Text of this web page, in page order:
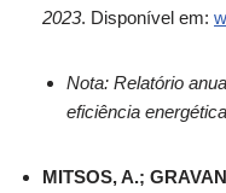
2023. Disponível em:
Nota: Relatório
eficiência
MITSOS, A.;